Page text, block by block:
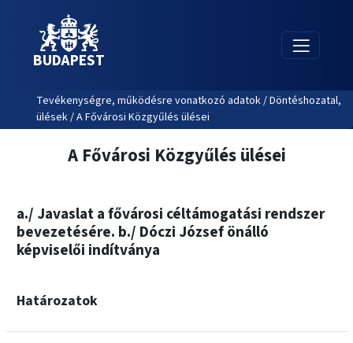
BUDAPEST
Tevékenységre, működésre vonatkozó adatok / Döntéshozatal,
ülések / A Fővárosi Közgyűlés ülései
A Fővárosi Közgyűlés ülései
a./ Javaslat a fővárosi céltámogatási rendszer
bevezetésére. b./ Dóczi József önálló
képviselői indítványa
Határozatok